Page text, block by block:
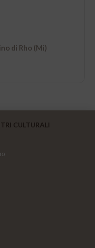
di Rho (Mi)
CULTURALI